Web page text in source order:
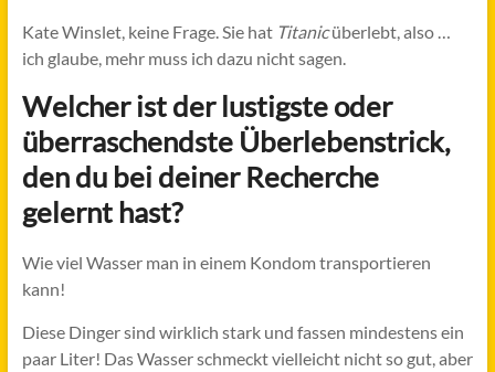
Kate Winslet, keine Frage. Sie hat Titanicüberlebt, also …
ich glaube, mehr muss ich dazu nicht sagen.
Welcher ist der lustigste oder
überraschendste Überlebenstrick,
den du bei deiner Recherche
gelernt hast?
Wie viel Wasser man in einem Kondom transportieren
kann!
Diese Dinger sind wirklich stark und fassen mindestens ein
paar Liter! Das Wasser schmeckt vielleicht nicht so gut, aber